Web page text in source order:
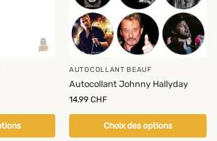
AUTOCOLLANT BEAUF
Autocollant Johnny Hallyday
14.99 CHF
Choix des options